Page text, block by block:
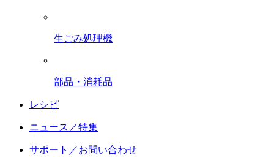
生ごみ処理機
部品・消耗品
レシピ
ニュース／特集
サポート／お問い合わせ